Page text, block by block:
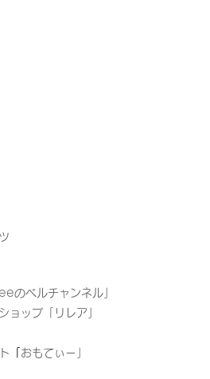
のベルチャンネル」
ョップ「リレア」​
​おもてぃー」​